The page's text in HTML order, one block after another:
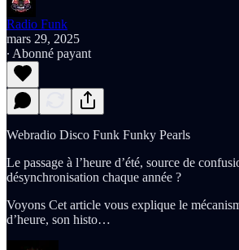
Radio Funk
mars 29, 2025
∙ Abonné payant
Webradio Disco Funk Funky Pearls
Le passage à l’heure d’été, source de
désynchronisation chaque année ?
Voyons Cet article vous explique le
d’heure, son histo…